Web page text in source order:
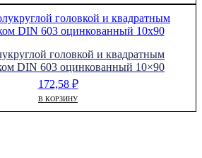
головкой и квадратным
DIN 603 оцинкованный 10×90
172,58 ₽
В КОРЗИНУ